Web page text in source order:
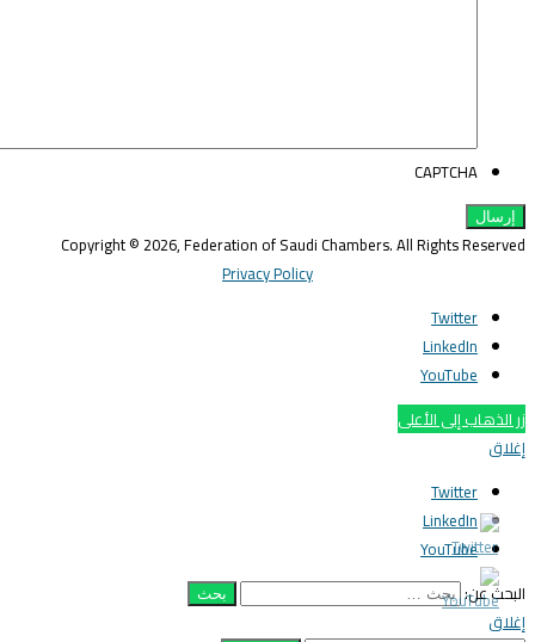
CAPTCHA
Copyright © 2026, Federation of Saudi Chambers. All Rights
Privacy Policy
Twitter
LinkedIn
YouTube
الذهاب إلى الأعلى
Twitter
LinkedIn
YouTube
عن: